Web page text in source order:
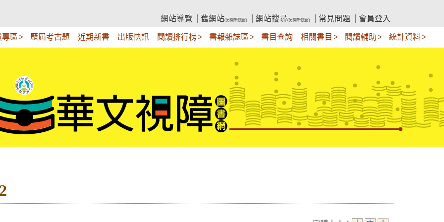
網站導覽 舊網站(另開新視窗) 網站搜尋(另開新視窗) 常見問題 會員登入
區 歷屆考古題 近期新書 出版快訊 閱讀排行榜 書報雜誌區 書目查詢 相關書目 閱讀輔助 統計資料